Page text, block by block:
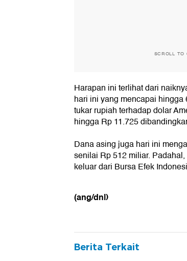
SCROLL TO
Harapan ini terlihat dari
hari ini yang mencapai
tukar rupiah terhadap dolar
hingga Rp 11.725
Dana asing juga hari ini
senilai Rp 512 miliar.
keluar dari Bursa Efek
(ang/dnl)
Berita Terkait